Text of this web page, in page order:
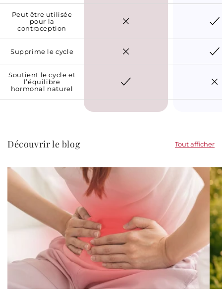
Peut être utilisée
pour la
contraception
Supprime le cycle
Soutient le cycle et
l’équilibre
hormonal naturel
Découvrir le blog Tout afficher